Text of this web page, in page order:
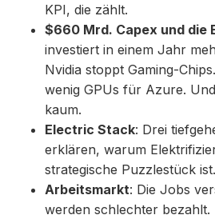
KPI, die zählt.
$660 Mrd. Capex und die
investiert in einem Jahr
Nvidia stoppt Gaming-
wenig GPUs für Azure.
kaum.
Electric Stack: Drei
erklären, warum
strategische Puzzlestück ist.
Arbeitsmarkt: Die Jobs
werden schlechter bezahlt.